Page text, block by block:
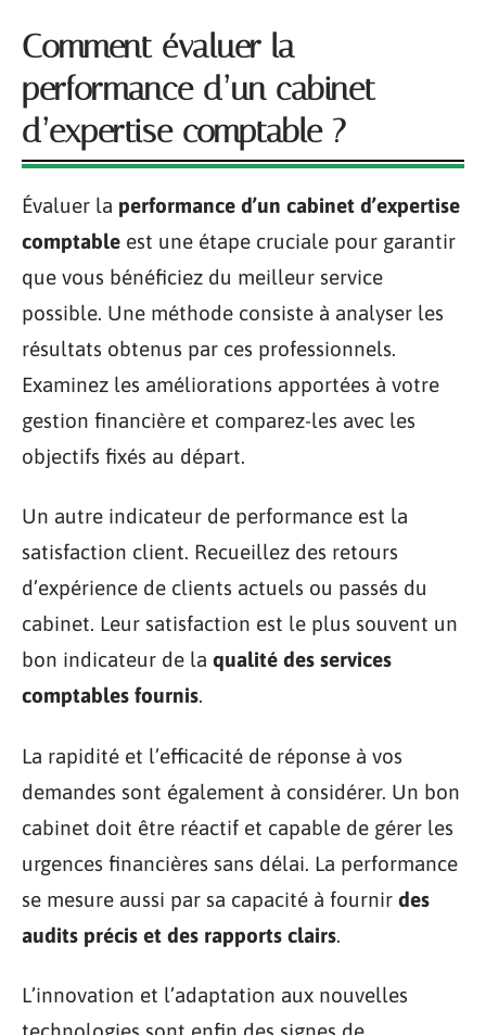
Comment évaluer la
performance d’un cabinet
d’expertise comptable ?
Évaluer la performance d’un cabinet d’expertise
comptable est une étape cruciale pour garantir
que vous bénéficiez du meilleur service
possible. Une méthode consiste à analyser les
résultats obtenus par ces professionnels.
Examinez les améliorations apportées à votre
gestion financière et comparez-les avec les
objectifs fixés au départ.
Un autre indicateur de performance est la
satisfaction client. Recueillez des retours
d’expérience de clients actuels ou passés du
cabinet. Leur satisfaction est le plus souvent un
bon indicateur de la qualité des services
comptables fournis.
La rapidité et l’efficacité de réponse à vos
demandes sont également à considérer. Un bon
cabinet doit être réactif et capable de gérer les
urgences financières sans délai. La performance
se mesure aussi par sa capacité à fournir des
audits précis et des rapports clairs.
L’innovation et l’adaptation aux nouvelles